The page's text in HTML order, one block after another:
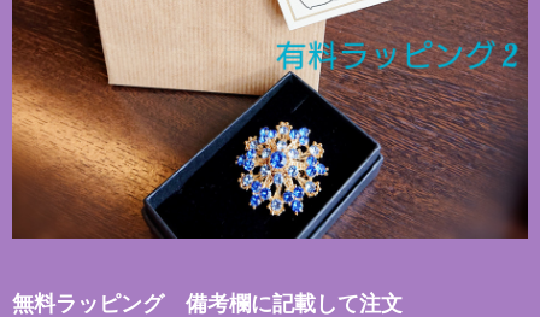
無料ラッピング 備考欄に記載して注文